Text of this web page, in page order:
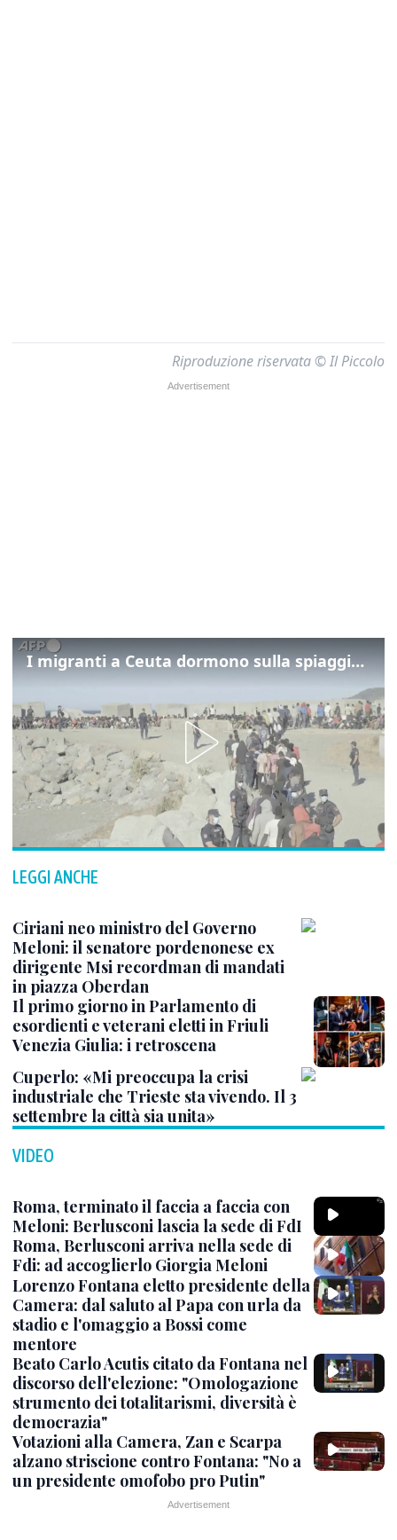
Riproduzione riservata © Il Piccolo
I migranti a Ceuta dormono sulla spiaggia: "Vogliamo entrare in Europa"
LEGGI ANCHE
Ciriani neo ministro del Governo
Meloni: il senatore pordenonese ex
dirigente Msi recordman di mandati
in piazza Oberdan
Il primo giorno in Parlamento di
esordienti e veterani eletti in Friuli
Venezia Giulia: i retroscena
Cuperlo: «Mi preoccupa la crisi
industriale che Trieste sta vivendo. Il 3
settembre la città sia unita»
VIDEO
Roma, terminato il faccia a faccia con
Meloni: Berlusconi lascia la sede di FdI
Roma, Berlusconi arriva nella sede di
Fdi: ad accoglierlo Giorgia Meloni
Lorenzo Fontana eletto presidente della
Camera: dal saluto al Papa con urla da
stadio e l'omaggio a Bossi come
mentore
Beato Carlo Acutis citato da Fontana nel
discorso dell'elezione: "Omologazione
strumento dei totalitarismi, diversità è
democrazia"
Votazioni alla Camera, Zan e Scarpa
alzano striscione contro Fontana: "No a
un presidente omofobo pro Putin"